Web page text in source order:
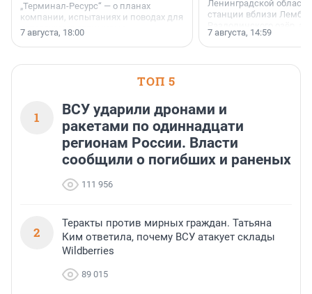
„Терминал-Ресурс“ — о планах
компании, испытаниях и поводах для
осторожного оптимизма.
7 августа, 18:00
Ленинградской
станции вблизи
недалеко от Большого
водопада.
7 августа, 14:59
ТОП 5
1
ВСУ ударили дронами и
ракетами по одиннадцати
регионам России. Власти
сообщили о погибших и раненых
111 956
2
Теракты против мирных граждан. Татьяна
Ким ответила, почему ВСУ атакует склады
Wildberries
89 015